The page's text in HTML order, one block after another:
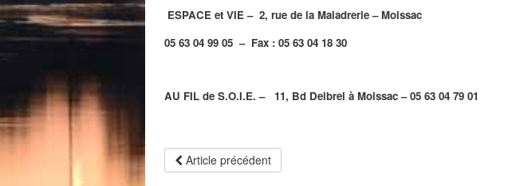
ESPACE et VIE – 2, rue de la Maladrerie – Moissac
05 63 04 99 05 – Fax : 05 63 04 18 30
AU FIL de S.O.I.E. – 11, Bd Delbrel à Moissac – 05 63 04 79 01
Article précédent